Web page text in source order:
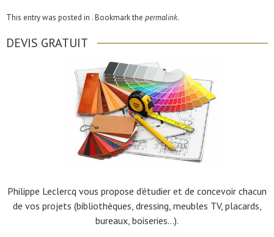
This entry was posted in . Bookmark the permalink.
DEVIS GRATUIT
Philippe Leclercq vous propose d’étudier et de concevoir chacun
de vos projets (bibliothèques, dressing, meubles TV, placards,
bureaux, boiseries…).